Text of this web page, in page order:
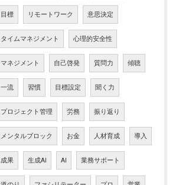
目標 リモートワーク 意思決定
タイムマネジメント 心理的安全性
マネジメント 自己啓発 質問力 傾聴
一流 習慣 目標設定 聞く力
プロジェクト管理 労務 振り返り
メンタルブロック お金 人材育成 導入
成果 生成AI AI 業務サポート